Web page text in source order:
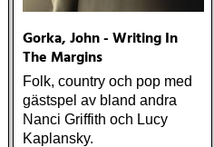
Gorka, John - Writing In
The Margins
Folk, country och pop med
gästspel av bland andra
Nanci Griffith och Lucy
Kaplansky.